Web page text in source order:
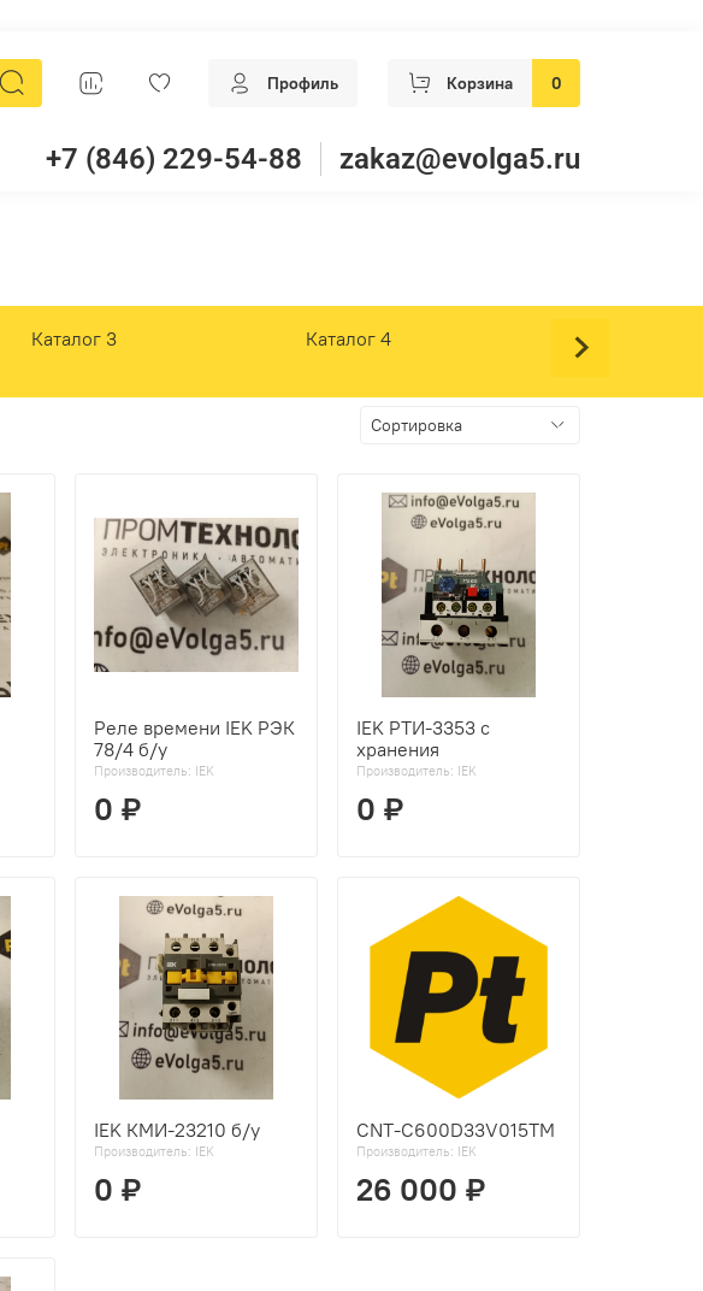
Профиль Корзина 0
+7 (846) 229-54-88 zakaz@evolga5.ru
Каталог 3 Каталог 4 Каталог 5
Реле времени IEK РЭК
78/4 б/у
Производитель: IEK
0 ₽
IEK РТИ-3353 с
хранения
Производитель: IEK
0 ₽
IEK КМИ-23210 б/у
Производитель: IEK
0 ₽
CNT-C600D33V015TM
Производитель: IEK
26 000 ₽